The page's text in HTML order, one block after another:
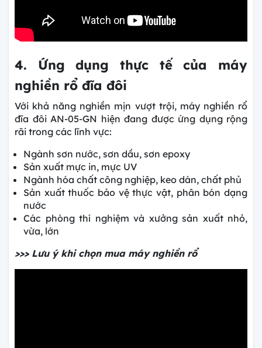
4. Ứng dụng thực tế của máy
nghiền rổ đĩa đôi
Với khả năng nghiền mịn vượt trội, máy nghiền rổ
đĩa đôi AN-05-GN hiện đang được ứng dụng rộng
rãi trong các lĩnh vực:
Ngành sơn nước, sơn dầu, sơn epoxy
Sản xuất mực in, mực UV
Ngành hóa chất công nghiệp, keo dán, chất phủ
Sản xuất thuốc bảo vệ thực vật, phân bón dạng
nước
Các phòng thí nghiệm và xưởng sản xuất nhỏ,
vừa, lớn
>>> Lưu ý khi chọn mua máy nghiền rổ